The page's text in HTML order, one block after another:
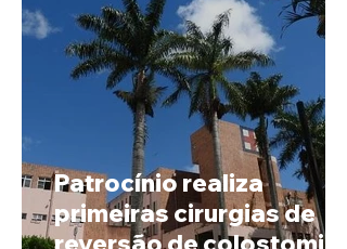
Patrocínio realiza
primeiras cirurgias de